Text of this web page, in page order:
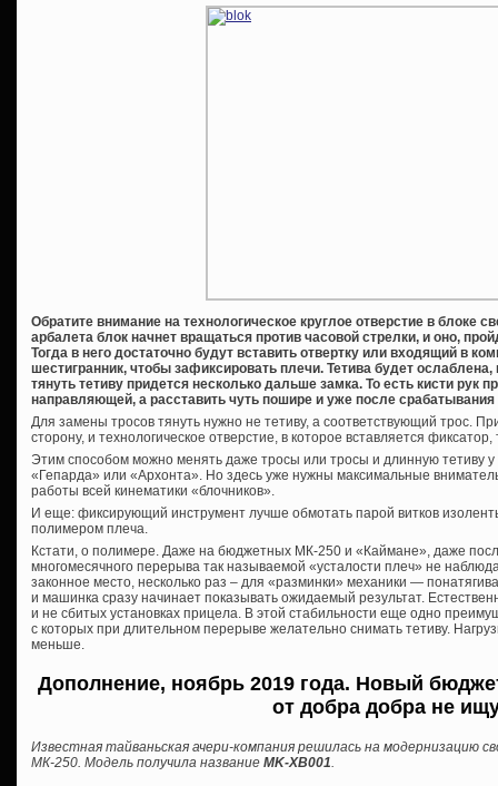
Обратите внимание на технологическое круглое отверстие в блоке
арбалета блок начнет вращаться против часовой стрелки, и оно,
Тогда в него достаточно будут вставить отвертку или входящий в
шестигранник, чтобы зафиксировать плечи. Тетива будет ослаблена,
тянуть тетиву придется несколько дальше замка. То есть кисти рук
направляющей, а расставить чуть пошире и уже после
Для замены тросов тянуть нужно не тетиву, а соответствующий трос.
сторону, и технологическое отверстие, в которое вставляется
Этим способом можно менять даже тросы или тросы и длинную тетиву
«Гепарда» или «Архонта». Но здесь уже нужны максимальные
работы всей кинематики «блочников».
И еще: фиксирующий инструмент лучше обмотать парой витков
полимером плеча.
Кстати, о полимере. Даже на бюджетных МК-250 и «Каймане», даже
многомесячного перерыва так называемой «усталости плеч» не
законное место, несколько раз – для «разминки» механики —
и машинка сразу начинает показывать ожидаемый результат.
и не сбитых установках прицела. В этой стабильности еще одно
с которых при длительном перерыве желательно снимать тетиву.
меньше.
Дополнение, ноябрь 2019 года. Новый
от добра добра не
Известная тайваньская ачери-компания решилась на модернизацию
МК-250. Модель получила название MK-XB001.